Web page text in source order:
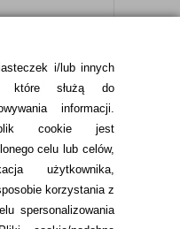
i/lub innych
które służą do
informacji.
cookie jest
celu lub celów,
użytkownika,
korzystania z
spersonalizowania
pln